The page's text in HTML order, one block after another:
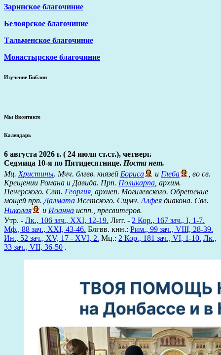
Заринское благочиние
Белоярское благочиние
Тальменское благочиние
Монастырское благочиние
Изучение Библии
Мы Вконтакте
Календарь
6 августа 2026 г. ( 24 июля ст.ст.), четверг.
Седмица 10-я по Пятидесятнице. Поста нет.
Мц.Христины. Мчч. блгвв. князей Бориса и Глеба
, во св.
Крещении Романа и Давида. Прп. Поликарпа, архим.
Печерского. Свт. Георгия, архиеп. Могилевского. Обретение
мощей прп.Далмата Исетского. Сщмч.Алфея диакона. Свв.
Николая
и Иоанна испп., пресвитеров.
Утр. - Лк., 106 зач., XXI, 12-19. Лит. - 2 Кор., 167 зач., I, 1-7.
Мф., 88 зач., XXI, 43-46. Блгвв. кнн.: Рим., 99 зач., VIII, 28-39.
Ин., 52 зач., XV, 17 - XVI, 2. Мц.: 2 Кор., 181 зач., VI, 1-10. Лк.,
33 зач., VII, 36-50 .